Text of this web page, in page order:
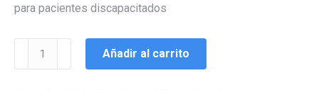
para pacientes discapacitados
Añadir al carrito